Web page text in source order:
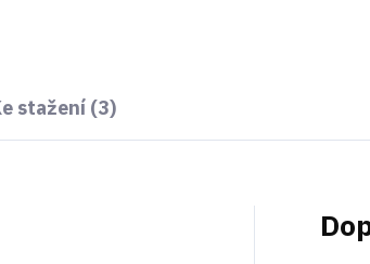
stažení (3)